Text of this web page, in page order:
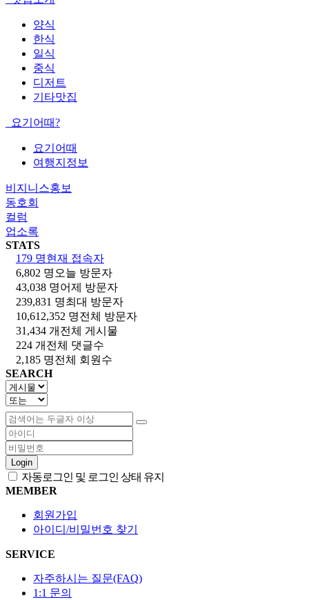
양식
한식
일식
중식
디저트
기타맛집
요기어때?
요기어때
여행지정보
비지니스홍보
동호회
컬럼
업소록
STATS
179 명현재 접속자
6,802 명 오늘 방문자
43,038 명어제 방문자
239,831 명최대 방문자
10,612,352 명전체 방문자
31,434 개 전체 게시물
224 개 전체 댓글수
2,185 명전체 회원수
SEARCH
Login
자동로그인 및 로그인 상태 유지
MEMBER
회원가입
아이디/비밀번호 찾기
SERVICE
자주하시는 질문(FAQ)
1:1 문의